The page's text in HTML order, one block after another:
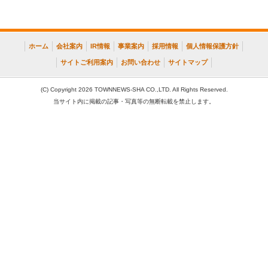
ホーム 会社案内 IR情報 事業案内 採用情報 個人情報保護方針
サイトご利用案内 お問い合わせ サイトマップ
(C) Copyright 2026 TOWNNEWS-SHA CO.,LTD. All Rights Reserved.
当サイト内に掲載の記事・写真等の無断転載を禁止します。